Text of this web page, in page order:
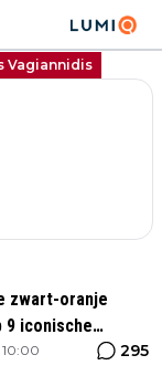
Vagiannidis
zwart-oranje
iconische
295